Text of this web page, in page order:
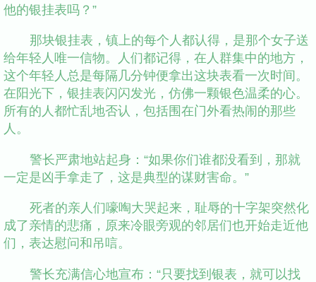
他的银挂表吗？”
那块银挂表，镇上的每个人都认得，是那个女子送
给年轻人唯一信物。人们都记得，在人群集中的地方，
这个年轻人总是每隔几分钟便拿出这块表看一次时间。
在阳光下，银挂表闪闪发光，仿佛一颗银色温柔的心。
所有的人都忙乱地否认，包括围在门外看热闹的那些
人。
警长严肃地站起身：“如果你们谁都没看到，那就
一定是凶手拿走了，这是典型的谋财害命。”
死者的亲人们嚎啕大哭起来，耻辱的十字架突然化
成了亲情的悲痛，原来冷眼旁观的邻居们也开始走近他
们，表达慰问和吊唁。
警长充满信心地宣布：“只要找到银表，就可以找